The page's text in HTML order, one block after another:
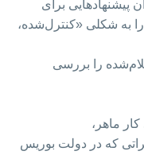
پیشنهادهایی برای
را به شکلی «کنترل‌شده،
را بررسی
ماهر،
که در دولت بوریس